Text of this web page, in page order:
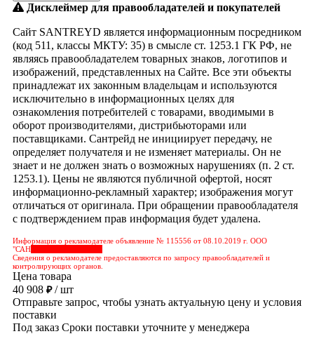
Дисклеймер для правообладателей и покупателей
Сайт SANTREYD является информационным посредником
(код 511, классы МКТУ: 35) в смысле ст. 1253.1 ГК РФ, не
являясь правообладателем товарных знаков, логотипов и
изображений, представленных на Сайте. Все эти объекты
принадлежат их законным владельцам и используются
исключительно в информационных целях для
ознакомления потребителей с товарами, вводимыми в
оборот производителями, дистрибьюторами или
поставщиками. Сантрейд не инициирует передачу, не
определяет получателя и не изменяет материалы. Он не
знает и не должен знать о возможных нарушениях (п. 2 ст.
1253.1). Цены не являются публичной офертой, носят
информационно-рекламный характер; изображения могут
отличаться от оригинала. При обращении правообладателя
с подтверждением прав информация будет удалена.
Информация о рекламодателе объявление № 115556 от 08.10.2019 г. ООО
"САН
Сведения о рекламодателе предоставляются по запросу правообладателей и
контролирующих органов.
Цена товара
40 908 ₽/ шт
Отправьте запрос, чтобы узнать актуальную цену и условия
поставки
Под заказ Сроки поставки уточните у менеджера